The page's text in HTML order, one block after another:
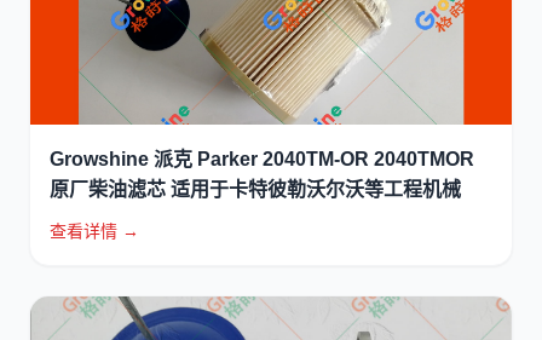
Growshine 派克 Parker 2040TM-OR 2040TMOR
原厂柴油滤芯 适用于卡特彼勒沃尔沃等工程机械
查看详情 →